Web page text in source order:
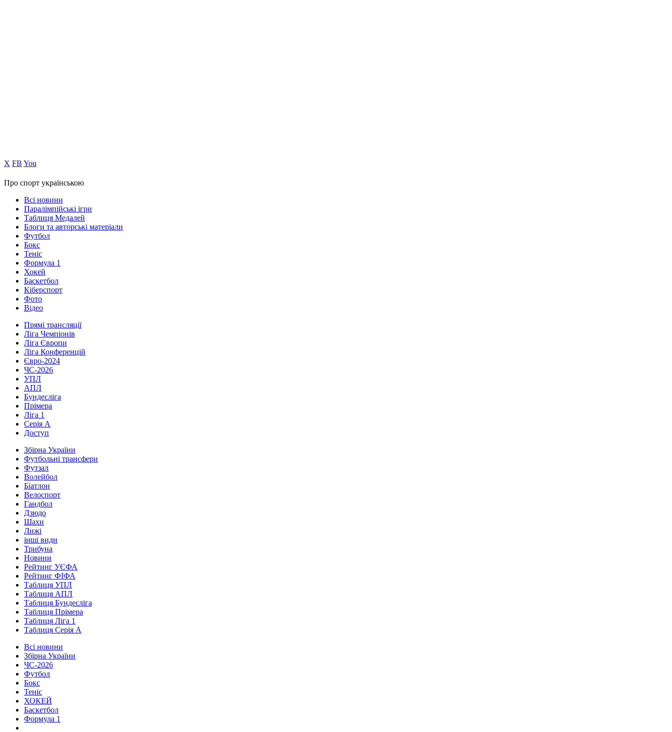
Х FB You
Про спорт українською
Всі новини
Паралімпійські ігри
Таблиця Медалей
Блоги та авторські матеріали
Футбол
Бокс
Теніс
Формула 1
Хокей
Баскетбол
Кіберспорт
Фото
Відео
Прямі трансляції
Ліга Чемпіонів
Ліга Європи
Ліга Конференцій
Євро-2024
ЧС-2026
УПЛ
АПЛ
Бундесліга
Прімера
Ліга 1
Серія А
Доступ
Збірна України
Футбольні трансфери
Футзал
Волейбол
Біатлон
Велоспорт
Гандбол
Дзюдо
Шахи
Лижі
інші види
Трибуна
Новини
Рейтинг УЄФА
Рейтинг ФІФА
Таблиця УПЛ
Таблиця АПЛ
Таблиця Бундесліга
Таблиця Прімера
Таблиця Ліга 1
Таблиця Серія А
Всі новини
Збірна України
ЧС-2026
Футбол
Бокс
Теніс
ХОКЕЙ
Баскетбол
Формула 1